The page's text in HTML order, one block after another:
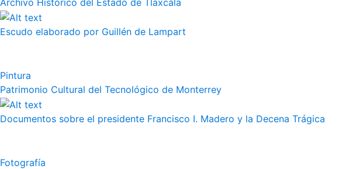
Archivo Histórico del Estado de Tlaxcala
Escudo elaborado por Guillén de Lampart
Pintura
Patrimonio Cultural del Tecnológico de Monterrey
Documentos sobre el presidente Francisco I. Madero y la Decena Trágica
Fotografía